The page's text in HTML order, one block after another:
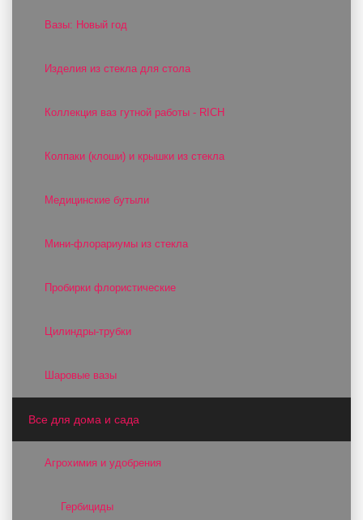
Вазы: Новый год
Изделия из стекла для стола
Коллекция ваз гутной работы - RICH
Колпаки (клоши) и крышки из стекла
Медицинские бутыли
Мини-флорариумы из стекла
Пробирки флористические
Цилиндры-трубки
Шаровые вазы
Все для дома и сада
Агрохимия и удобрения
Гербициды